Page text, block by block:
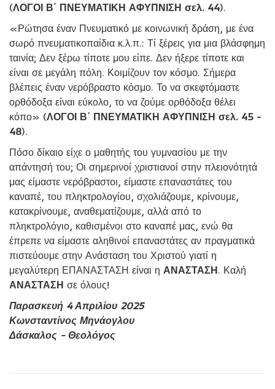
(ΛΟΓΟΙ Β΄ ΠΝΕΥΜΑΤΙΚΗ ΑΦΥΠΝΙΣΗ σελ. 44).
«Ρώτησα έναν Πνευματικό με κοινωνική δράση, με ένα
σωρό πνευματικοπαίδια κ.λ.π.: Τί ξέρεις για μια βλάσφημη
ταινία; Δεν ξέρω τίποτε μου είπε. Δεν ήξερε τίποτε και
είναι σε μεγάλη πόλη. Κοιμίζουν τον κόσμο. Σήμερα
βλέπεις έναν νερόβραστο κόσμο. Το να σκεφτόμαστε
ορθόδοξα είναι εύκολο, το να ζούμε ορθόδοξα θέλει
κόπο» (ΛΟΓΟΙ Β΄ ΠΝΕΥΜΑΤΙΚΗ ΑΦΥΠΝΙΣΗ σελ. 45 -
48).
Πόσο δίκαιο είχε ο μαθητής του γυμνασίου με την
απάντησή του; Οι σημερινοί χριστιανοί στην πλειονότητά
μας είμαστε νερόβραστοι, είμαστε επαναστάτες του
καναπέ, του πληκτρολογίου, σχολιάζουμε, κρίνουμε,
κατακρίνουμε, αναθεματίζουμε, αλλά από το
πληκτρολόγιο, καθισμένοι στο καναπέ μας, ενώ θα
έπρεπε να είμαστε αληθινοί επαναστάτες αν πραγματικά
πιστεύουμε στην Ανάσταση του Χριστού γιατί η
μεγαλύτερη ΕΠΑΝΑΣΤΑΣΗ είναι η ΑΝΑΣΤΑΣΗ. Καλή
ΑΝΑΣΤΑΣΗ σε όλους!
Παρασκευή 4 Απριλίου 2025
Κωνσταντίνος Μηνάογλου
Δάσκαλος - Θεολόγος